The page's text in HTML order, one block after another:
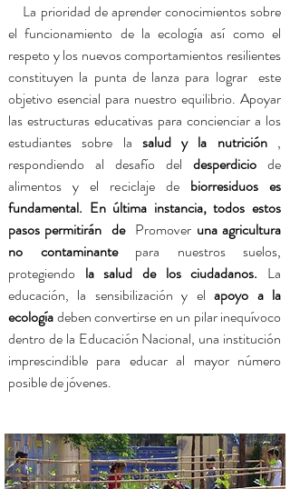
La prioridad de aprender conocimientos sobre
el funcionamiento de la ecología así como el
respeto y los nuevos comportamientos resilientes
constituyen la punta de lanza para lograr este
objetivo esencial para nuestro equilibrio. Apoyar
las estructuras educativas para concienciar a los
estudiantes sobre la salud y la nutrición,
respondiendo al desafío del desperdicio de
alimentos y el reciclaje de biorresiduos es
fundamental. En última instancia, todos estos
pasos permitirán de Promover una agricultura
no contaminantepara nuestros suelos,
protegiendo la salud de los ciudadanos. La
educación, la sensibilización y elapoyo a la
ecologíadeben convertirse en un pilar inequívoco
dentro de la Educación Nacional, una institución
imprescindible para educar al mayor número
posible de jóvenes.